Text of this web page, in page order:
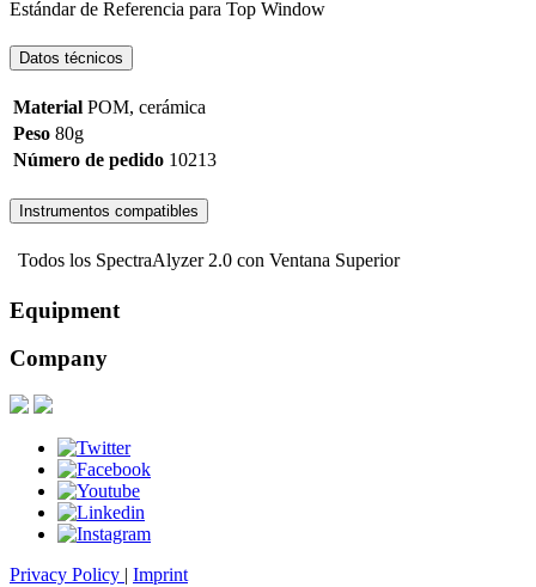
Estándar de Referencia para Top Window
Datos técnicos
Material POM, cerámica
Peso 80g
Número de pedido 10213
Instrumentos compatibles
Todos los SpectraAlyzer 2.0 con Ventana Superior
Equipment
Company
Privacy Policy | Imprint